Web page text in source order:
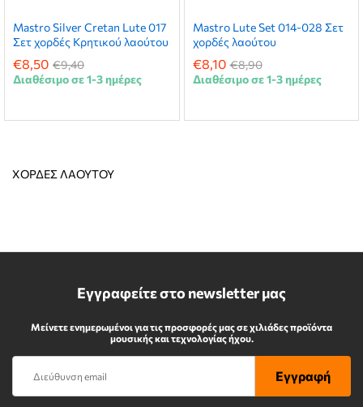
Mastro Silver Cretan Lute 017
Σετ χορδές Κρητικού λαούτου
€8,50 €9,40
Διαθέσιμο σε 1-3 ημέρες
Mastro Lute Set 014-028 Σετ
χορδές λαούτου
€8,10 €8,90
Διαθέσιμο σε 1-3 ημέρες
ΧΟΡΔΕΣ ΛΑΟΥΤΟΥ
Εγγραφείτε στο newsletter μας
Μείνετε ενημερωμένοι για τις προσφορές μας σε χιλιάδες προϊόντα
μουσικής και τεχνολογίας ήχου.